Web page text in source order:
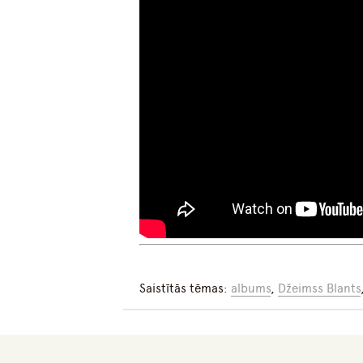
Saistītās tēmas: albums, Džeimss Blants,